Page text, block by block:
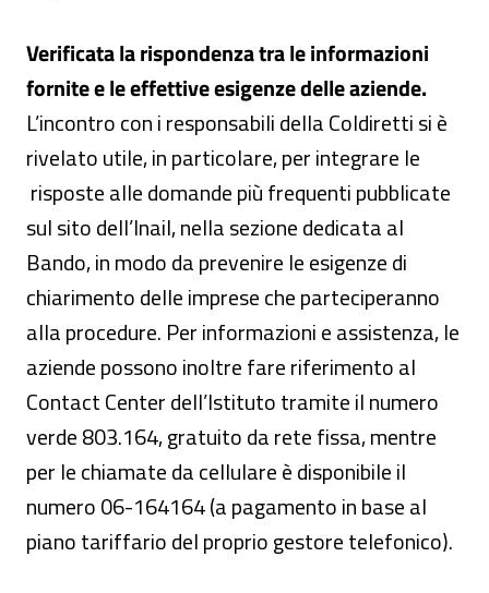
Verificata la rispondenza tra le informazioni
fornite e le effettive esigenze delle aziende.
L’incontro con i responsabili della Coldiretti si è
rivelato utile, in particolare, per integrare le
risposte alle domande più frequenti pubblicate
sul sito dell’Inail, nella sezione dedicata al
Bando, in modo da prevenire le esigenze di
chiarimento delle imprese che parteciperanno
alla procedure. Per informazioni e assistenza, le
aziende possono inoltre fare riferimento al
Contact Center dell’Istituto tramite il numero
verde 803.164, gratuito da rete fissa, mentre
per le chiamate da cellulare è disponibile il
numero 06-164164 (a pagamento in base al
piano tariffario del proprio gestore telefonico).